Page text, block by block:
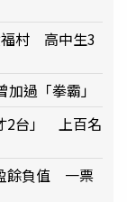
福村 高中生3
過「拳霸」
2台」 上百名
餘負值 一票